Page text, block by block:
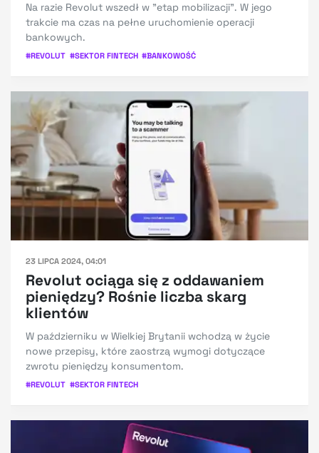
Na razie Revolut wszedł w "etap mobilizacji". W jego
trakcie ma czas na pełne uruchomienie operacji
bankowych.
#REVOLUT #SEKTOR FINTECH #BANKOWOŚĆ
23 LIPCA 2024, 04:01
Revolut ociąga się z oddawaniem
pieniędzy? Rośnie liczba skarg
klientów
W październiku w Wielkiej Brytanii wchodzą w życie
nowe przepisy, które zaostrzą wymogi dotyczące
zwrotu pieniędzy konsumentom.
#REVOLUT #SEKTOR FINTECH